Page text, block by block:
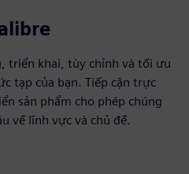
triển khai, tùy chỉnh và tối ưu
tạp của bạn. Tiếp cận trực
sản phẩm cho phép chúng
về lĩnh vực và chủ đề.